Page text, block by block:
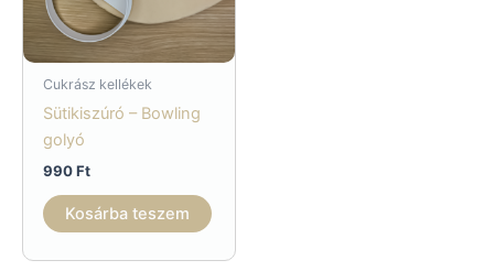
Cukrász kellékek
Sütikiszúró – Bowling
golyó
990Ft
Kosárba teszem